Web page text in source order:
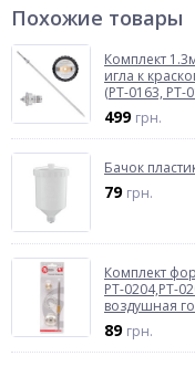
Похожие товары
Комплект
игла к
(PT-0163, PT-
499 грн.
Бачок
79 грн.
Комплект
РТ-0204,PT-
воздушная
89 грн.